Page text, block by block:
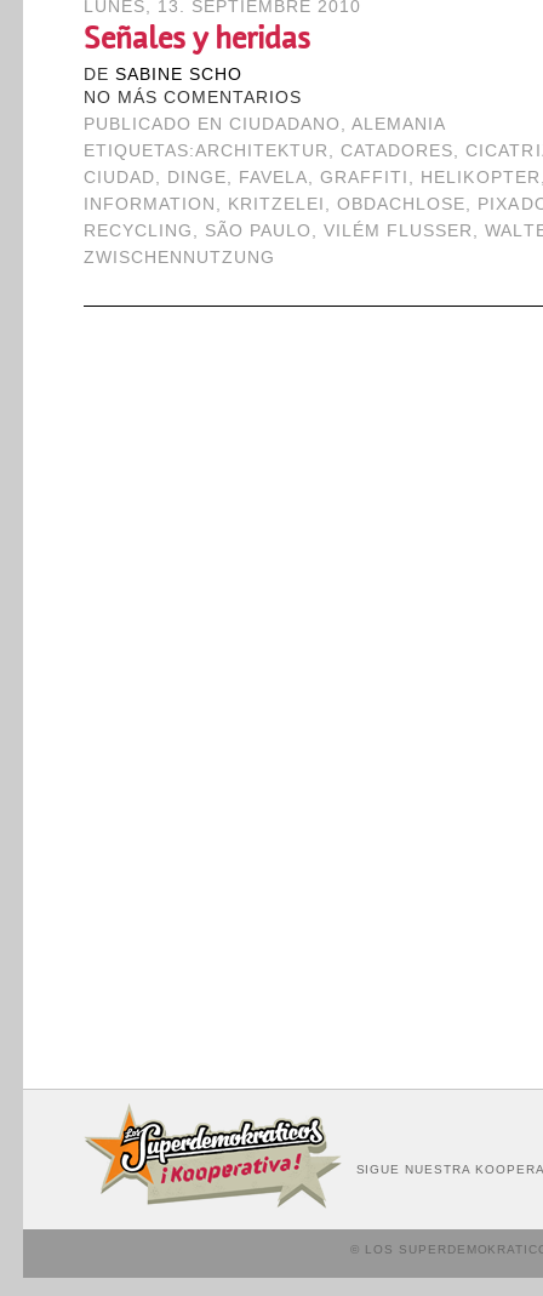
LUNES, 13. SEPTIEMBRE 2010
Señales y heridas
DE SABINE SCHO
NO MÁS COMENTARIOS
PUBLICADO EN CIUDADANO ,ALEMANIA
ETIQUETAS:ARCHITEKTUR ,CATADORES,
CIUDAD, DINGE, FAVELA,GRAFFITI , HELIKOPTER
INFORMATION , KRITZELEI ,OBDACHLOSE,
RECYCLING , SÃO PAULO ,VILÉM FLUSSER ,
ZWISCHENNUTZUNG
SIGUE NUESTRA
© LOS